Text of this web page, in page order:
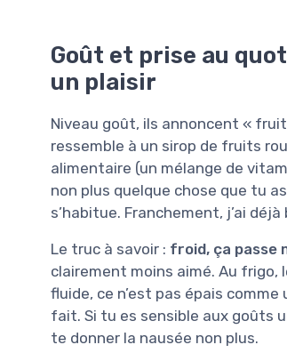
Goût et prise au
un plaisir
Niveau goût, ils annoncent «
ressemble à un sirop de fruits
alimentaire (un mélange de
non plus quelque chose que tu
s’habitue. Franchement, j’ai
Le truc à savoir : froid, ça passe
clairement moins aimé. Au
fluide, ce n’est pas épais comme
fait. Si tu es sensible aux goûts
te donner la nausée non plus.